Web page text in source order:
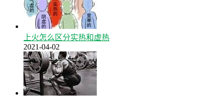
上火怎么区分实热和虚热
2021-04-02